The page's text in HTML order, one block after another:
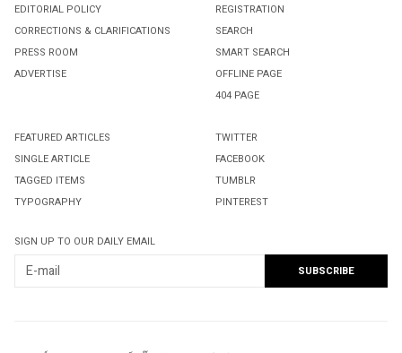
EDITORIAL POLICY
CORRECTIONS & CLARIFICATIONS
PRESS ROOM
ADVERTISE
REGISTRATION
SEARCH
SMART SEARCH
OFFLINE PAGE
404 PAGE
FEATURED ARTICLES
SINGLE ARTICLE
TAGGED ITEMS
TYPOGRAPHY
TWITTER
FACEBOOK
TUMBLR
PINTEREST
SIGN UP TO OUR DAILY EMAIL